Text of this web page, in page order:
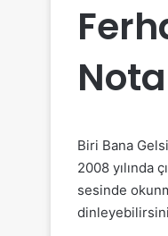
Biri Bana
2008 yılında
sesinde